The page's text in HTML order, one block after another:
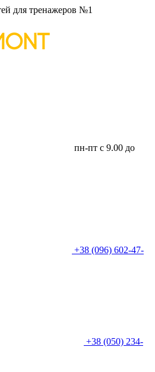
для тренажеров №1
пн-пт с 9.00 до
+38 (096) 602-47-
+38 (050) 234-